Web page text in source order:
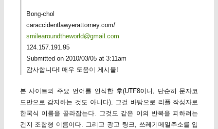
Bong-chol
caraccidentlawyerattorney.com/
smilearoundtheworld@gmail.com
124.157.191.95
Submitted on 2010/03/05 at 3:11am
감사합니다! 매우 도움이 게시물!
본 사이트의 주요 언어를 인식한 후(UTF8이니, 단순히 문자코
드만으로 감지하는 것도 아니다), 그걸 바탕으로 리플 작성자로
한국식 이름을 골라잡는다. 그것도 같은 이의 반복을 피하려는
건지 조합형 이름이다. 그리고 광고 링크, 쓰레기메일주소를 입